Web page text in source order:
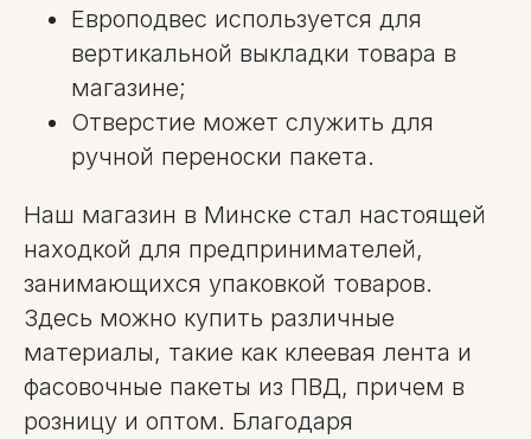
Европодвес используется для
вертикальной выкладки товара в
магазине;
Отверстие может служить для
ручной переноски пакета.
Наш магазин в Минске стал настоящей
находкой для предпринимателей,
занимающихся упаковкой товаров.
Здесь можно купить различные
материалы, такие как клеевая лента и
фасовочные пакеты из ПВД, причем в
розницу и оптом. Благодаря